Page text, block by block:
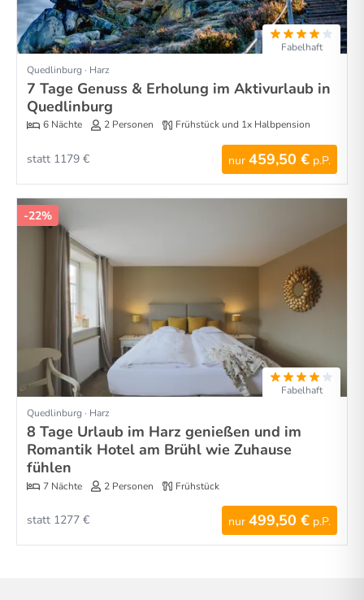
Fabelhaft
Quedlinburg · Harz
7 Tage Genuss & Erholung im Aktivurlaub in
Quedlinburg
6 Nächte 2 Personen Frühstück und 1x Halbpension
nur 459,50 € p.P.
statt 1179 €
-22%
Fabelhaft
Quedlinburg · Harz
8 Tage Urlaub im Harz genießen und im
Romantik Hotel am Brühl wie Zuhause
fühlen
7 Nächte 2 Personen Frühstück
nur 499,50 € p.P.
statt 1277 €